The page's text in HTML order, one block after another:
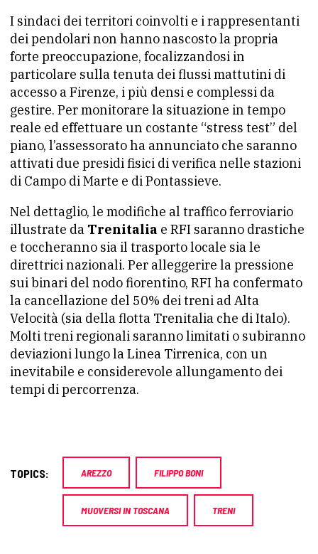
I sindaci dei territori coinvolti e i rappresentanti
dei pendolari non hanno nascosto la propria
forte preoccupazione, focalizzandosi in
particolare sulla tenuta dei flussi mattutini di
accesso a Firenze, i più densi e complessi da
gestire. Per monitorare la situazione in tempo
reale ed effettuare un costante “stress test” del
piano, l’assessorato ha annunciato che saranno
attivati due presidi fisici di verifica nelle stazioni
di Campo di Marte e di Pontassieve.
Nel dettaglio, le modifiche al traffico ferroviario
illustrate da Trenitalia e RFI saranno drastiche
e toccheranno sia il trasporto locale sia le
direttrici nazionali. Per alleggerire la pressione
sui binari del nodo fiorentino, RFI ha confermato
la cancellazione del 50% dei treni ad Alta
Velocità (sia della flotta Trenitalia che di Italo).
Molti treni regionali saranno limitati o subiranno
deviazioni lungo la Linea Tirrenica, con un
inevitabile e considerevole allungamento dei
tempi di percorrenza.
TOPICS: AREZZO FILIPPO BONI
MUOVERSI IN TOSCANA TRENI